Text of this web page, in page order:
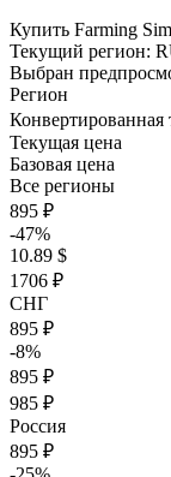
Купить Farming
Текущий регион:
Выбран
Регион
Конвертированная
Текущая цена
Базовая цена
Все регионы
895 ₽
-47%
10.89 $
1706 ₽
СНГ
895 ₽
-8%
895 ₽
985 ₽
Россия
895 ₽